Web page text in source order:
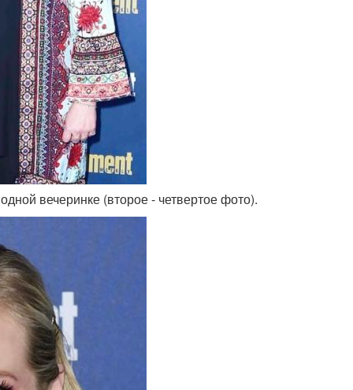
вечеринке (второе - четвертое фото).